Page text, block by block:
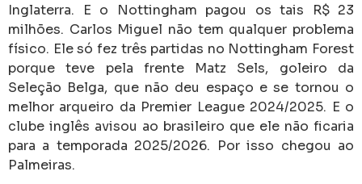
Inglaterra. E o Nottingham pagou os tais R$ 23
milhões. Carlos Miguel não tem qualquer problema
físico. Ele só fez três partidas no Nottingham Forest
porque teve pela frente Matz Sels, goleiro da
Seleção Belga, que não deu espaço e se tornou o
melhor arqueiro da Premier League 2024/2025. E o
clube inglês avisou ao brasileiro que ele não ficaria
para a temporada 2025/2026. Por isso chegou ao
Palmeiras.